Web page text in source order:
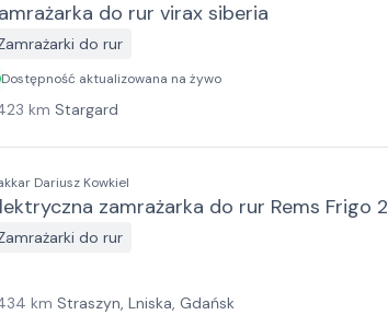
do rur virax siberia
do rur
Dostępność aktualizowana na żywo
km Stargard
Dariusz Kowkiel
zamrażarka do rur Rems Frigo 2
do rur
km Straszyn, Lniska, Gdańsk